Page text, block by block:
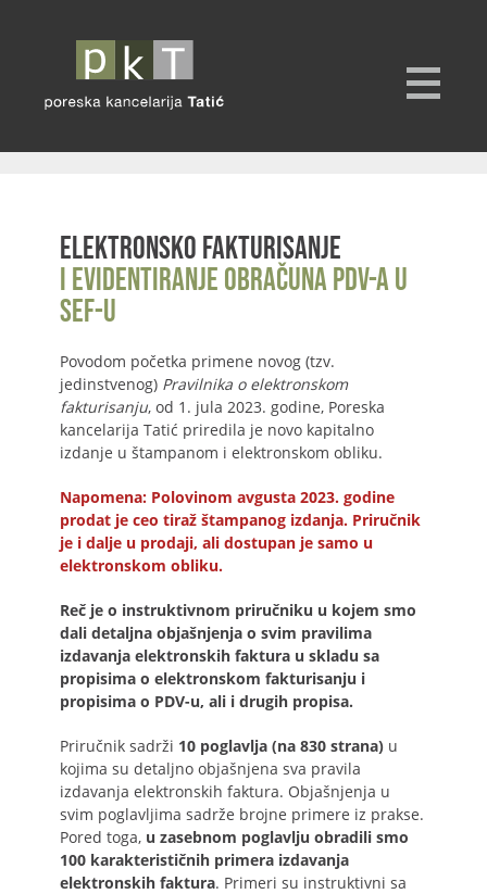
Elektronsko fakturisanje
i evidentiranje obračuna PDV-a u
SEF-u
Povodom početka primene novog (tzv.
jedinstvenog) Pravilnika o elektronskom
fakturisanju, od 1. jula 2023. godine, Poreska
kancelarija Tatić priredila je novo kapitalno
izdanje u štampanom i elektronskom obliku.
Napomena: Polovinom avgusta 2023. godine
prodat je ceo tiraž štampanog izdanja. Priručnik
je i dalje u prodaji, ali dostupan je samo u
elektronskom obliku.
Reč je o instruktivnom priručniku u kojem smo
dali detaljna objašnjenja o svim pravilima
izdavanja elektronskih faktura u skladu sa
propisima o elektronskom fakturisanju i
propisima o PDV-u, ali i drugih propisa.
Priručnik sadrži 10 poglavlja (na 830 strana) u
kojima su detaljno objašnjena sva pravila
izdavanja elektronskih faktura. Objašnjenja u
svim poglavljima sadrže brojne primere iz prakse.
Pored toga, u zasebnom poglavlju obradili smo
100 karakterističnih primera izdavanja
elektronskih faktura. Primeri su instruktivni sa